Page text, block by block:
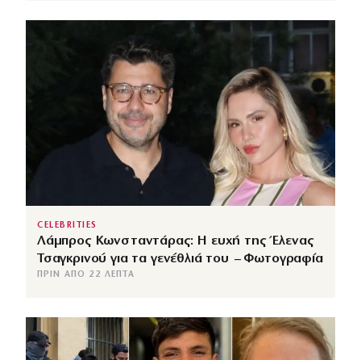
CELEBRITIES
Λάμπρος Κωνσταντάρας: Η ευχή της Έλενας
Τσαγκρινού για τα γενέθλιά του – Φωτογραφία
ΠΡΙΝ ΑΠΌ 22 ΛΕΠΤΆ